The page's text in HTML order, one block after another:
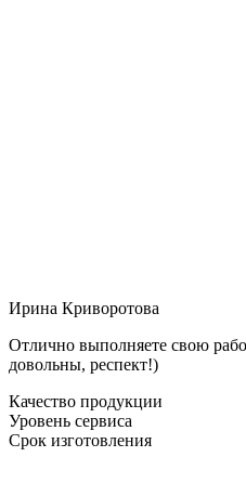
Ирина Криворотова
Отлично выполняете свою
довольны, респект!)
Качество продукции
Уровень сервиса
Срок изготовления